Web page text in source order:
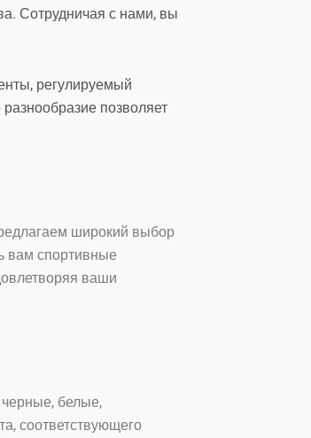
Сотрудничая с нами, вы
регулируемый
позволяет
широкий выбор
вам спортивные
ваши
белые,
соответствующего